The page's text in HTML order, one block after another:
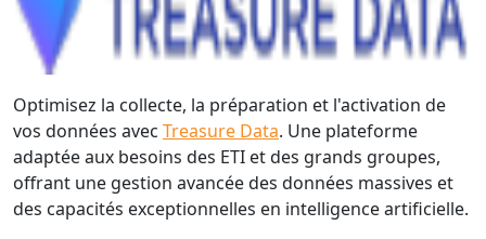
Optimisez la collecte, la préparation et l'activation de
vos données avec Treasure Data. Une plateforme
adaptée aux besoins des ETI et des grands groupes,
offrant une gestion avancée des données massives et
des capacités exceptionnelles en intelligence artificielle.